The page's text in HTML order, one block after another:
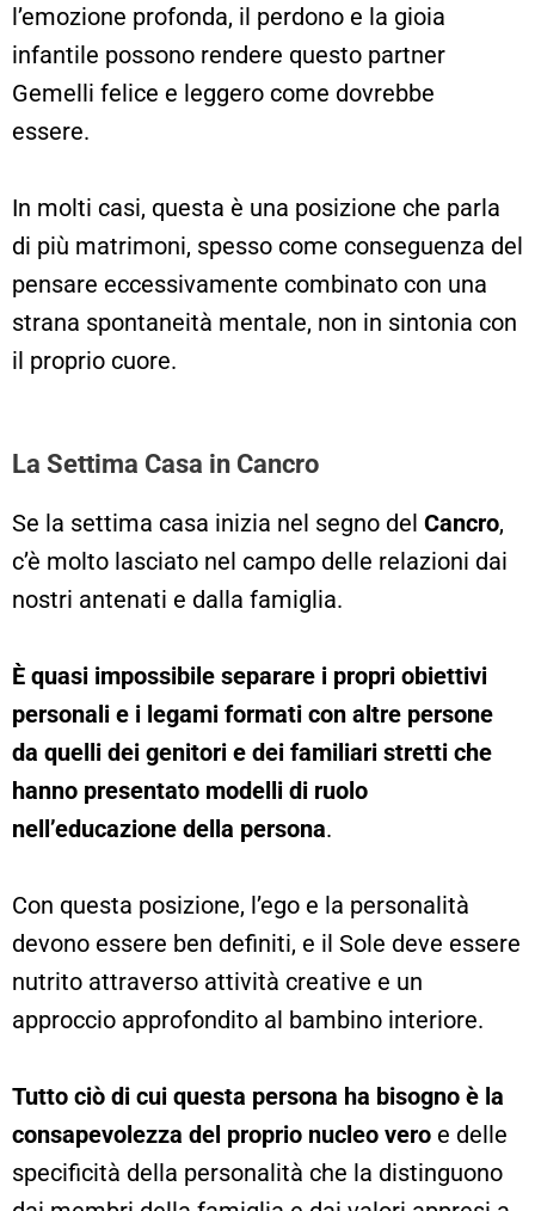
l’emozione profonda, il perdono e la gioia
infantile possono rendere questo partner
Gemelli felice e leggero come dovrebbe
essere.
In molti casi, questa è una posizione che parla
di più matrimoni, spesso come conseguenza del
pensare eccessivamente combinato con una
strana spontaneità mentale, non in sintonia con
il proprio cuore.
La Settima Casa in Cancro
Se la settima casa inizia nel segno del Cancro,
c’è molto lasciato nel campo delle relazioni dai
nostri antenati e dalla famiglia.
È quasi impossibile separare i propri obiettivi
personali e i legami formati con altre persone
da quelli dei genitori e dei familiari stretti che
hanno presentato modelli di ruolo
nell’educazione della persona.
Con questa posizione, l’ego e la personalità
devono essere ben definiti, e il Sole deve essere
nutrito attraverso attività creative e un
approccio approfondito al bambino interiore.
Tutto ciò di cui questa persona ha bisogno è la
consapevolezza del proprio nucleo vero e delle
specificità della personalità che la distinguono